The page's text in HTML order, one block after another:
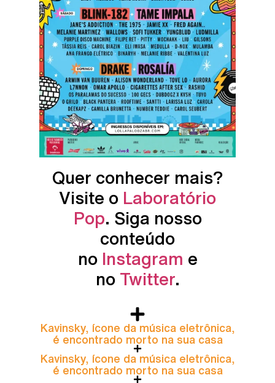
Quer conhecer mais?
Visite o Laboratório
Pop. Siga nosso
conteúdo
no Instagram e
no Twitter.
Kavinsky, ícone da música eletrônica,
é encontrado morto na sua casa
Kavinsky, ícone da música eletrônica,
é encontrado morto na sua casa